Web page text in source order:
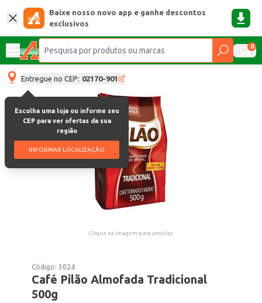
Baixe nosso novo app e ganhe descontos
exclusivos
0
Entregue no CEP: 02170-901
Escolha uma loja ou informe seu
CEP para ver ofertas da sua
região
INFORMAR LOCALIZAÇÃO
Clique na imagem para ampliar.
Código:3024
Café Pilão Almofada Tradicional
500g